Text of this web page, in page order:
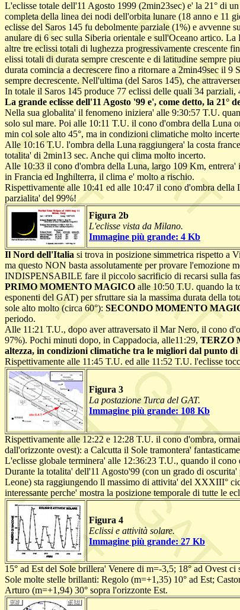
L'eclisse totale dell'11 Agosto 1999 (2min23sec) e' la 21° di
completa della linea dei nodi dell'orbita lunare (18 anno e 11
eclisse del Saros 145 fu debolmente parziale (1%) e
anulare di 6 sec sulla Siberia orientale e sull'Oceano artico.
altre tre eclissi totali di lughezza progressivamente crescente
elissi totali di durata sempre crescente e di latitudine sempre
durata comincia a decrescere fino a ritornare a 2min49sec il
sempre decrescente. Nell'ultima (del Saros 145), che
In totale il Saros 145 produce 77 eclissi delle quali 34
La grande eclisse dell'11 Agosto '99 e', come detto, la 21°
Nella sua globalita' il fenomeno iniziera' alle 9:30:57 T.U.
solo sul mare. Poi alle 10:11 T.U. il cono d'ombra della Luna
min col sole alto 45°, ma in condizioni climatiche molto
Alle 10:16 T.U. l'ombra della Luna raggiungera' la costa
totalita' di 2min13 sec. Anche qui clima molto incerto.
Alle 10:33 il cono d'ombra della Luna, largo 109 Km,
in Francia ed Inghilterra, il clima e' molto a rischio.
Rispettivamente alle 10:41 ed alle 10:47 il cono d'ombra
parzialita' del 99%!
Figura 2b
L'eclisse vista da Milano.
Immagine più grande: 4 Kb
Il Nord dell'Italia si trova in posizione simmetrica rispetto a
ma questo NON basta assolutamente per provare l'emozione
INDISPENSABILE fare il piccolo sacrificio di recarsi sulla
PRIMO MOMENTO MAGICO alle 10:50 T.U. quando la
esponenti del GAT) per sfruttare sia la massima durata della
sole alto molto (circa 60°): SECONDO MOMENTO
periodo.
Alle 11:21 T.U., dopo aver attraversato il Mar Nero, il cono
97%). Pochi minuti dopo, in Cappadocia, alle11:29, TERZO
altezza, in condizioni climatiche tra le migliori dal punto
Rispettivamente alle 11:45 T.U. ed alle 11:52 T.U. l'eclisse
Figura 3
La postazione Turca del GAT.
Immagine più grande: 108 Kb
Rispettivamente alle 12:22 e 12:28 T.U. il cono d'ombra,
dall'orizzonte ovest): a Calcutta il Sole tramontera'
L'eclisse globale terminera' alle 12:36:23 T.U., quando il
Durante la totalita' dell'11 Agosto'99 (con un grado di
Leone) sta raggiungendo ll massimo di attivita' del XXXIII°
interessante perche' mostra la posizione temporale di tutte le
Figura 4
Eclissi e attività solare.
Immagine più grande: 27 Kb
15° ad Est del Sole brillera' Venere di m=-3,5; 18° ad Ovest
Sole molte stelle brillanti: Regolo (m=+1,35) 10° ad Est;
Arturo (m=+1,94) 30° sopra l'orizzonte Est.